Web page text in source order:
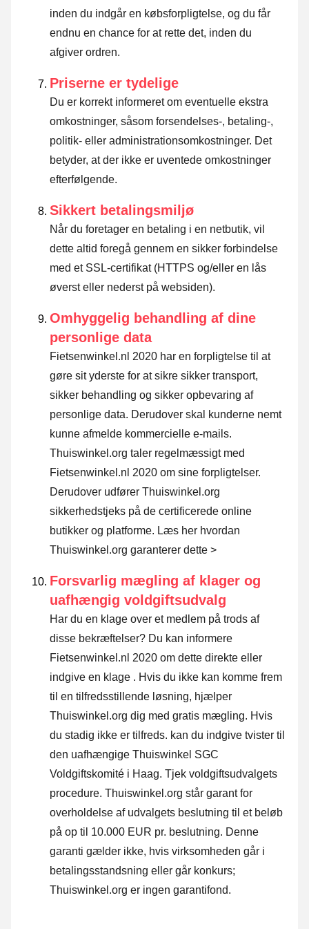
inden du indgår en købsforpligtelse, og du får
endnu en chance for at rette det, inden du
afgiver ordren.
Priserne er tydelige
Du er korrekt informeret om eventuelle ekstra
omkostninger, såsom forsendelses-, betaling-,
politik- eller administrationsomkostninger. Det
betyder, at der ikke er uventede omkostninger
efterfølgende.
Sikkert betalingsmiljø
Når du foretager en betaling i en netbutik, vil
dette altid foregå gennem en sikker forbindelse
med et SSL-certifikat (HTTPS og/eller en lås
øverst eller nederst på websiden).
Omhyggelig behandling af dine
personlige data
Fietsenwinkel.nl 2020 har en forpligtelse til at
gøre sit yderste for at sikre sikker transport,
sikker behandling og sikker opbevaring af
personlige data. Derudover skal kunderne nemt
kunne afmelde kommercielle e-mails.
Thuiswinkel.org taler regelmæssigt med
Fietsenwinkel.nl 2020 om sine forpligtelser.
Derudover udfører Thuiswinkel.org
sikkerhedstjeks på de certificerede online
butikker og platforme. Læs her hvordan
Thuiswinkel.org garanterer dette >
Forsvarlig mægling af klager og
uafhængig voldgiftsudvalg
Har du en klage over et medlem på trods af
disse bekræftelser? Du kan informere
Fietsenwinkel.nl 2020 om dette direkte eller
indgive en klage . Hvis du ikke kan komme frem
til en tilfredsstillende løsning, hjælper
Thuiswinkel.org dig med gratis mægling. Hvis
du stadig ikke er tilfreds. kan du indgive tvister til
den uafhængige Thuiswinkel SGC
Voldgiftskomité i Haag. Tjek voldgiftsudvalgets
procedure. Thuiswinkel.org står garant for
overholdelse af udvalgets beslutning til et beløb
på op til 10.000 EUR pr. beslutning. Denne
garanti gælder ikke, hvis virksomheden går i
betalingsstandsning eller går konkurs;
Thuiswinkel.org er ingen garantifond.